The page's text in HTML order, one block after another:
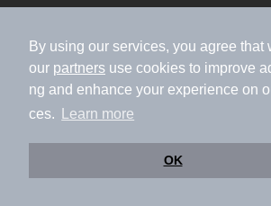
By using our services, you agree that
our partners use cookies to improve
ng and enhance your experience on
ces.
Learn more
OK
加盟店募集（資料請求）
広告出
利用規約
ライフスタイル
特定商取引法に基づく表記
ヘルプ
運営会社